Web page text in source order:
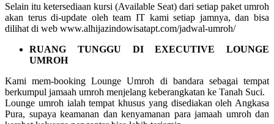
Selain itu ketersediaan kursi (Available Seat) dari setiap paket umroh
akan terus di-update oleh team IT kami setiap jamnya, dan bisa
dilihat di web www.alhijazindowisatapt.com/jadwal-umroh/
RUANG TUNGGU DI EXECUTIVE LOUNGE
UMROH
Kami mem-booking Lounge Umroh di bandara sebagai tempat
berkumpul jamaah umroh menjelang keberangkatan ke Tanah Suci.
Lounge umroh ialah tempat khusus yang disediakan oleh Angkasa
Pura, supaya keamanan dan kenyamanan para jamaah umroh dan